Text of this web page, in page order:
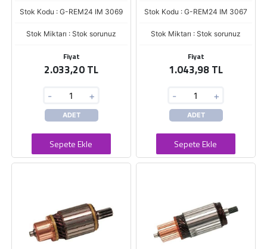
Stok Kodu : G-REM24 IM 3069
Stok Miktarı : Stok sorunuz
Fiyat
2.033,20 TL
- +
ADET
Sepete Ekle
Stok Kodu : G-REM24 IM 3067
Stok Miktarı : Stok sorunuz
Fiyat
1.043,98 TL
- +
ADET
Sepete Ekle